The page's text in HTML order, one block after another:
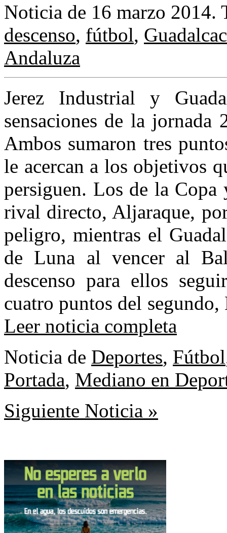
Noticia de 16 marzo 2014.
descenso, fútbol,
Andaluza
Jerez Industrial y
sensaciones de la
Ambos sumaron tres
le acercan a los objetivos
persiguen. Los de la Copa
rival directo, Aljaraque,
peligro, mientras el
de Luna al vencer al
descenso para ellos
cuatro puntos del
Leer noticia completa
Noticia de Deportes, Fútbol
Portada, Mediano en
Siguiente Noticia »